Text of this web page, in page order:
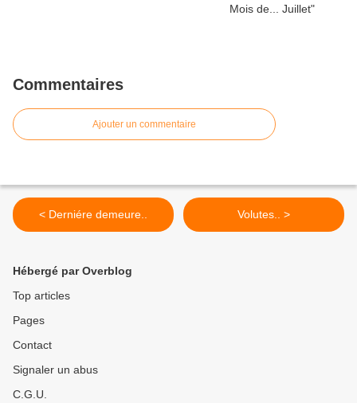
Commentaires
Ajouter un commentaire
< Derniére demeure.. Volutes.. >
Hébergé par Overblog
Top articles
Pages
Contact
Signaler un abus
C.G.U.